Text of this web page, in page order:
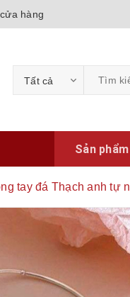
hàng
Tất cả
Sản
tay đá Thạch anh tự